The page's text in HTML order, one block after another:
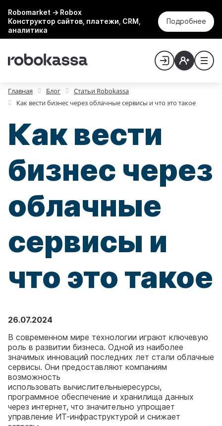
Robomarket → Robox
Конструктор сайтов, платежи, CRM,
аналитика
Подробнее
Главная Блог
Статьи Robokassa
Как вести бизнес через облачные сервисы и что это такое
Как вести
бизнес через
облачные
сервисы и
что это такое
26.07.2024
В современном мире технологии играют ключевую
роль в развитии бизнеса. Одной из наиболее
значимых инноваций последних лет стали облачные
сервисы. Они предоставляют компаниям
возможность
использовать вычислительныересурсы,
программное обеспечение и хранилища данных
через интернет, что значительно упрощает
управление ИТ-инфраструктурой и снижает